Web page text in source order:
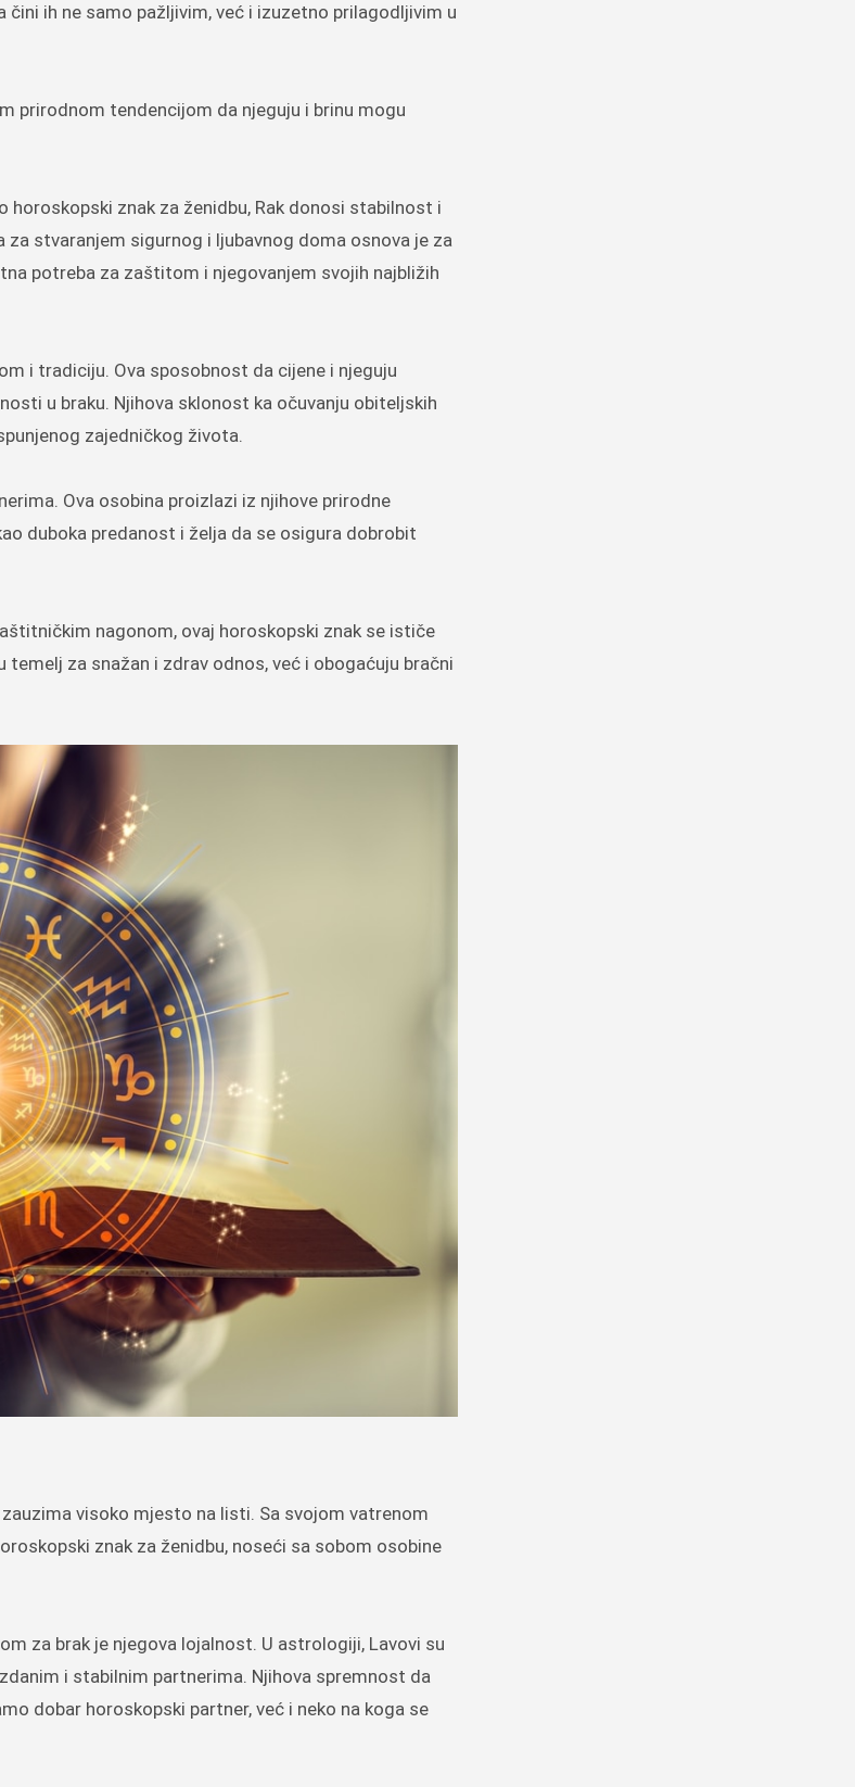
ih ne samo pažljivim, već i izuzetno prilagodljivim u
prirodnom tendencijom da njeguju i brinu mogu
znak za ženidbu, Rak donosi stabilnost i
stvaranjem sigurnog i ljubavnog doma osnova je za
potreba za zaštitom i njegovanjem svojih najbližih
i tradiciju. Ova sposobnost da cijene i njeguju
u braku. Njihova sklonost ka očuvanju obiteljskih
zajedničkog života.
Ova osobina proizlazi iz njihove prirodne
duboka predanost i želja da se osigura dobrobit
nagonom, ovaj horoskopski znak se ističe
za snažan i zdrav odnos, već i obogaćuju bračni
visoko mjesto na listi. Sa svojom vatrenom
znak za ženidbu, noseći sa sobom osobine
za brak je njegova lojalnost. U astrologiji, Lavovi su
i stabilnim partnerima. Njihova spremnost da
dobar horoskopski partner, već i neko na koga se